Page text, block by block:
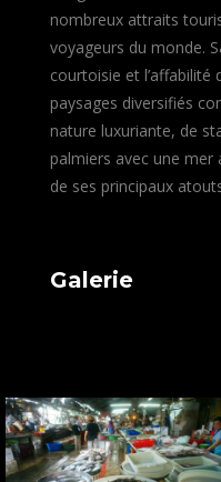
nombreux attraits
voyageurs du monde.
courtoisie et l’affabilité
paysages diversifiés
nature luxuriante, de
palmiers avec une
de ses principaux
Galerie